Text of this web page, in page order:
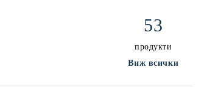
53
продукти
Виж всички